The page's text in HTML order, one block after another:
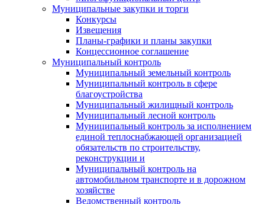
Муниципальные закупки и торги
Конкурсы
Извещения
Планы-графики и планы закупки
Концессионное соглашение
Муниципальный контроль
Муниципальный земельный контроль
Муниципальный контроль в сфере
благоустройства
Муниципальный жилищный контроль
Муниципальный лесной контроль
Муниципальный контроль за исполнением
единой теплоснабжающей организацией
обязательств по строительству,
реконструкции и
Муниципальный контроль на
автомобильном транспорте и в дорожном
хозяйстве
Ведомственный контроль